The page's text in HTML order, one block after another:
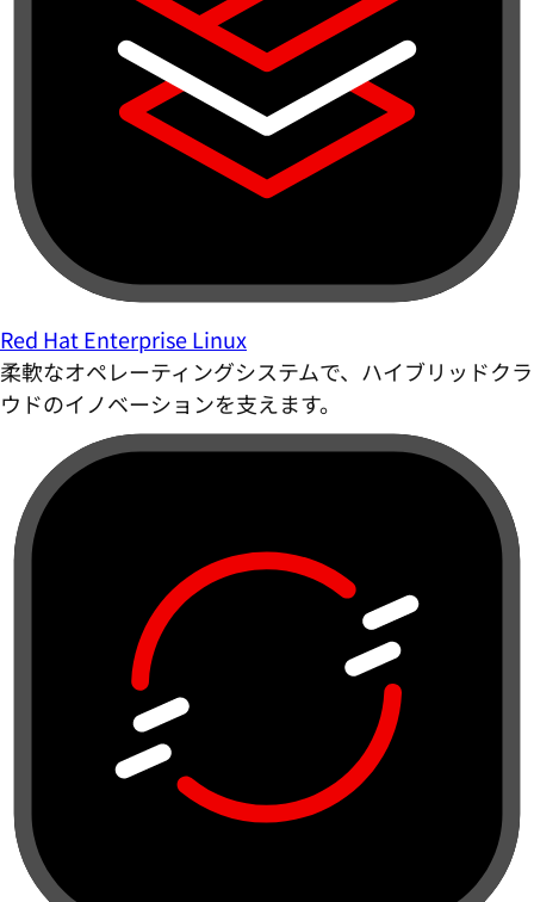
Red Hat Enterprise Linux
柔軟なオペレーティングシステムで、ハイブリッドクラ
ウドのイノベーションを支えます。